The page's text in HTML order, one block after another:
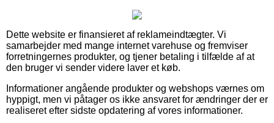
Dette website er finansieret af reklameindtægter. Vi
samarbejder med mange internet varehuse og fremviser
forretningernes produkter, og tjener betaling i tilfælde af at
den bruger vi sender videre laver et køb.
Informationer angående produkter og webshops værnes om
hyppigt, men vi påtager os ikke ansvaret for ændringer der er
realiseret efter sidste opdatering af vores informationer.